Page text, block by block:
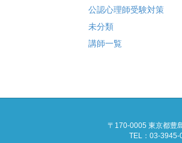
公認心理師受験対策
未分類
講師一覧
〒170-0005 東京都豊
TEL：03-3945-